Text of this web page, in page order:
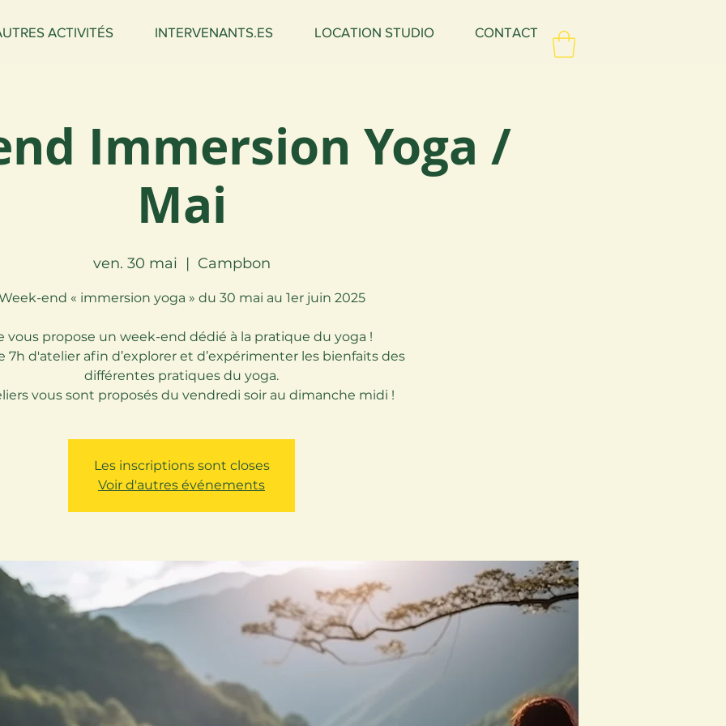
ACTIVITÉS INTERVENANTS.ES LOCATION STUDIO CONTACT
Immersion Yoga /
Mai
ven. 30 mai
  |
Campbon
end « immersion yoga » du 30 mai au 1er juin 2025
vous propose un week-end dédié à la pratique du yoga !
7h d'atelier afin d’explorer et d’expérimenter les bienfaits des
différentes pratiques du yoga.
vous sont proposés du vendredi soir au dimanche midi !
Les inscriptions sont closes
Voir d'autres événements